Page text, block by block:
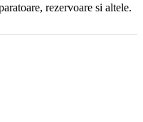
rezervoare si altele.